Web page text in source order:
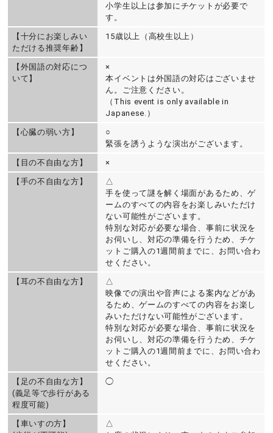
小学生以上は参加にチケットが必要で
す。
【十分にお楽しみい
ただける推奨年齢】
15歳以上（高校生以上）
【外国語の対応につ
いて】
×
本イベントは外国語の対応はございませ
ん。ご注意ください。
（This event is only available in
Japanese.）
【心臓の弱い方】
○
緊張を誘うような演出がございます。
【目の不自由な方】 ×
【手の不自由な方】
△
手を使って謎を解く場面があるため、ゲ
ームのすべての内容をお楽しみいただけ
ない可能性がございます。
特別な対応が必要な場合、事前に状況を
お伺いし、対応の準備を行うため、チケ
ットご購入の1週間前までに、お問い合わ
せください。
【耳の不自由な方】
△
映像での演出や音声による案内などがあ
るため、ゲームのすべての内容をお楽し
みいただけない可能性がございます。
特別な対応が必要な場合、事前に状況を
お伺いし、対応の準備を行うため、チケ
ットご購入の1週間前までに、お問い合わ
せください。
【足の不自由な方】
(義足等で歩行がある
程度可能)
◯
【車いすの方】
△